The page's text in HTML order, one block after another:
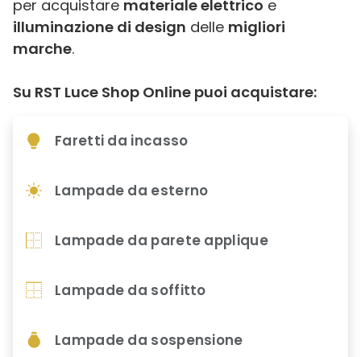
per acquistare materiale elettrico e
illuminazione di design delle migliori
marche.
Su RST Luce Shop Online puoi acquistare:
Faretti da incasso
Lampade da esterno
Lampade da parete applique
Lampade da soffitto
Lampade da sospensione